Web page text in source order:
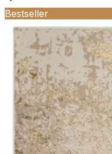
Bestseller